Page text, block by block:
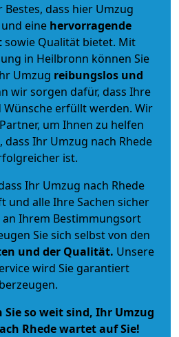
dass hier Umzug
und eine hervorragende
sowie Qualität bietet. Mit
in Heilbronn können Sie
Umzug reibungslos und
wir sorgen dafür, dass Ihre
erfüllt werden. Wir
um Ihnen zu helfen
Ihr Umzug nach Rhede
ist.
Ihr Umzug nach Rhede
und alle Ihre Sachen sicher
Ihrem Bestimmungsort
Sie sich selbst von den
und der Qualität. Unsere
wird Sie garantiert
Sie so weit sind, Ihr Umzug
Rhede wartet auf Sie!